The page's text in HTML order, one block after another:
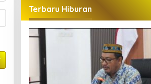
Terbaru Hiburan